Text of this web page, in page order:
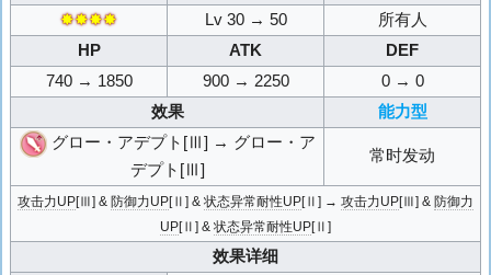
✸✸✸✸
Lv 30 → 50
所有人
HP
ATK
DEF
740 → 1850
900 → 2250
0 → 0
效果
能力型
グロー・アデプト[Ⅲ] → グロー・ア
デプト[Ⅲ]
常时发动
攻击力UP[Ⅲ] & 防御力UP[Ⅱ] & 状态异常耐性UP[Ⅱ] → 攻击力UP[Ⅲ] & 防御力
UP[Ⅱ] & 状态异常耐性UP[Ⅱ]
效果详细